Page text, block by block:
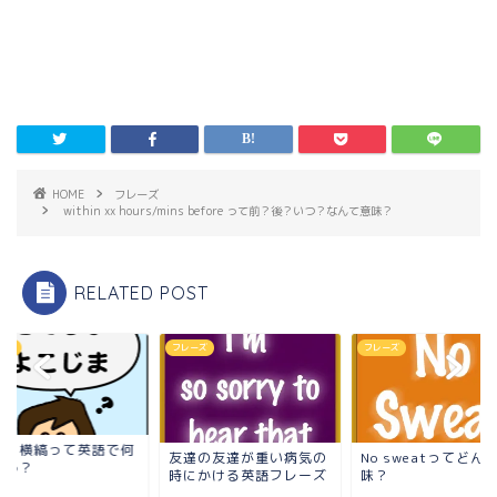
HOME
フレーズ
within xx hours/mins before って前？後？いつ？なんて意味？
RELATED POST
・横縞って英語で何
？
フレーズ
友達の友達が重い病気の
時にかける英語フレーズ
フレーズ
No sweatってどん
味？